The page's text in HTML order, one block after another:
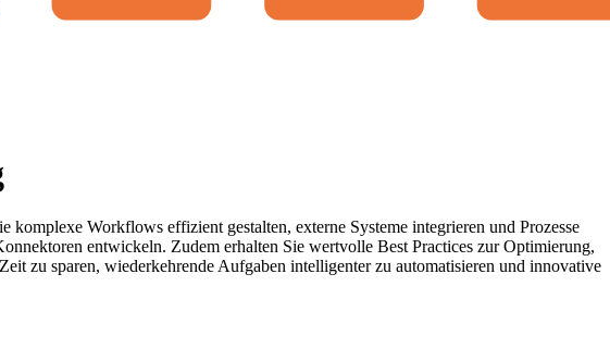
Workflows effizient gestalten, externe Systeme integrieren und Prozesse
entwickeln. Zudem erhalten Sie wertvolle Best Practices zur Optimierung,
zu sparen, wiederkehrende Aufgaben intelligenter zu automatisieren und innovative